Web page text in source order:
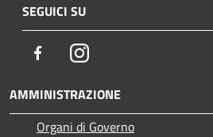
SEGUICI SU
FacebookInstagram
AMMINISTRAZIONE
Organi di Governo